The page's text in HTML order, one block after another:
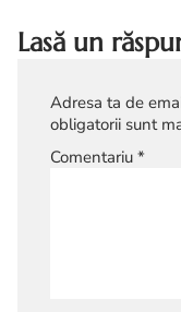
Lasă un
Adresa ta de
obligatorii sunt
Comentariu *